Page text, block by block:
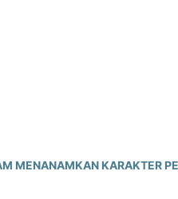
MENANAMKAN KARAKTER